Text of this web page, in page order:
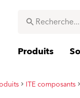
Produits
ITE composants